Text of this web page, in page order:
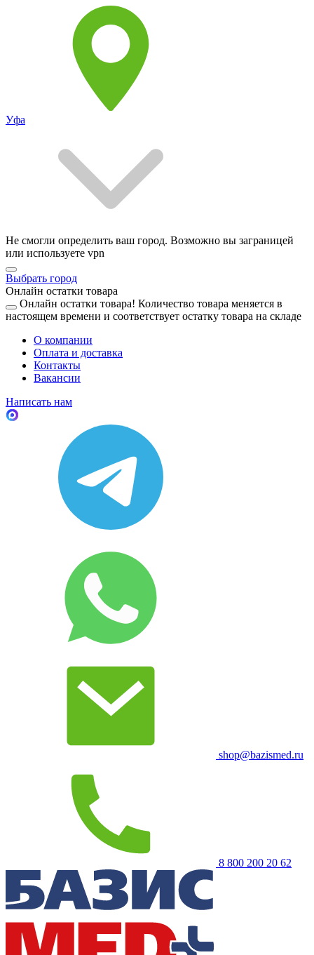
Уфа
Не смогли определить ваш город. Возможно вы заграницей
или используете vpn
Выбрать город
Онлайн остатки товара
Онлайн остатки товара! Количество товара меняется в
настоящем времени и соответствует остатку товара на складе
О компании
Оплата и доставка
Контакты
Вакансии
Написать нам
shop@bazismed.ru
8 800 200 20 62